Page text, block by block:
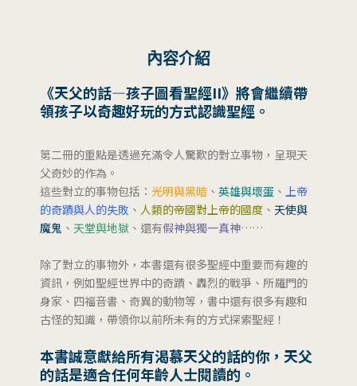
內容介紹
《天父的話—孩子圖看聖經II》將會繼續帶
領孩子以奇趣好玩的方式認識聖經。
第二冊的重點是透過充滿令人驚歎的對立事物，呈現天
父奇妙的作為。
這些對立的事物包括： 光明與黑暗 、 英雄與壞蛋 、 上帝
的奇蹟與人的失敗 、 人類的帝國對上帝的國度 、 天使與
魔鬼 、 天堂與地獄 、還有假神與獨一真神……
除了對立的事物外，本書還有很多聖經中重要而有趣的
資訊，例如聖經世界中的奇蹟、轟烈的戰爭、所羅門的
身家、四福音書、奇異的動物等，書中還有很多有趣和
古怪的知識，帶領你以前所未有的方式探索聖經！
本書誠意獻給所有渴慕天父的話的你，天父
的話是適合任何年齡人士閱讀的。